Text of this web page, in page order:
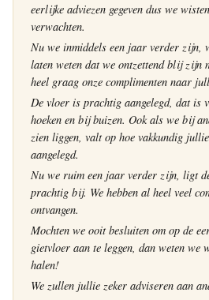
eerlijke adviezen gegeven dus we
verwachten.
Nu we inmiddels een jaar verder zijn,
laten weten dat we ontzettend blij zijn
heel graag onze complimenten naar
De vloer is prachtig aangelegd, dat is
hoeken en bij buizen. Ook als we bij
zien liggen, valt op hoe vakkundig
aangelegd.
Nu we ruim een jaar verder zijn, ligt
prachtig bij. We hebben al heel veel
ontvangen.
Mochten we ooit besluiten om op de
gietvloer aan te leggen, dan weten we
halen!
We zullen jullie zeker adviseren aan